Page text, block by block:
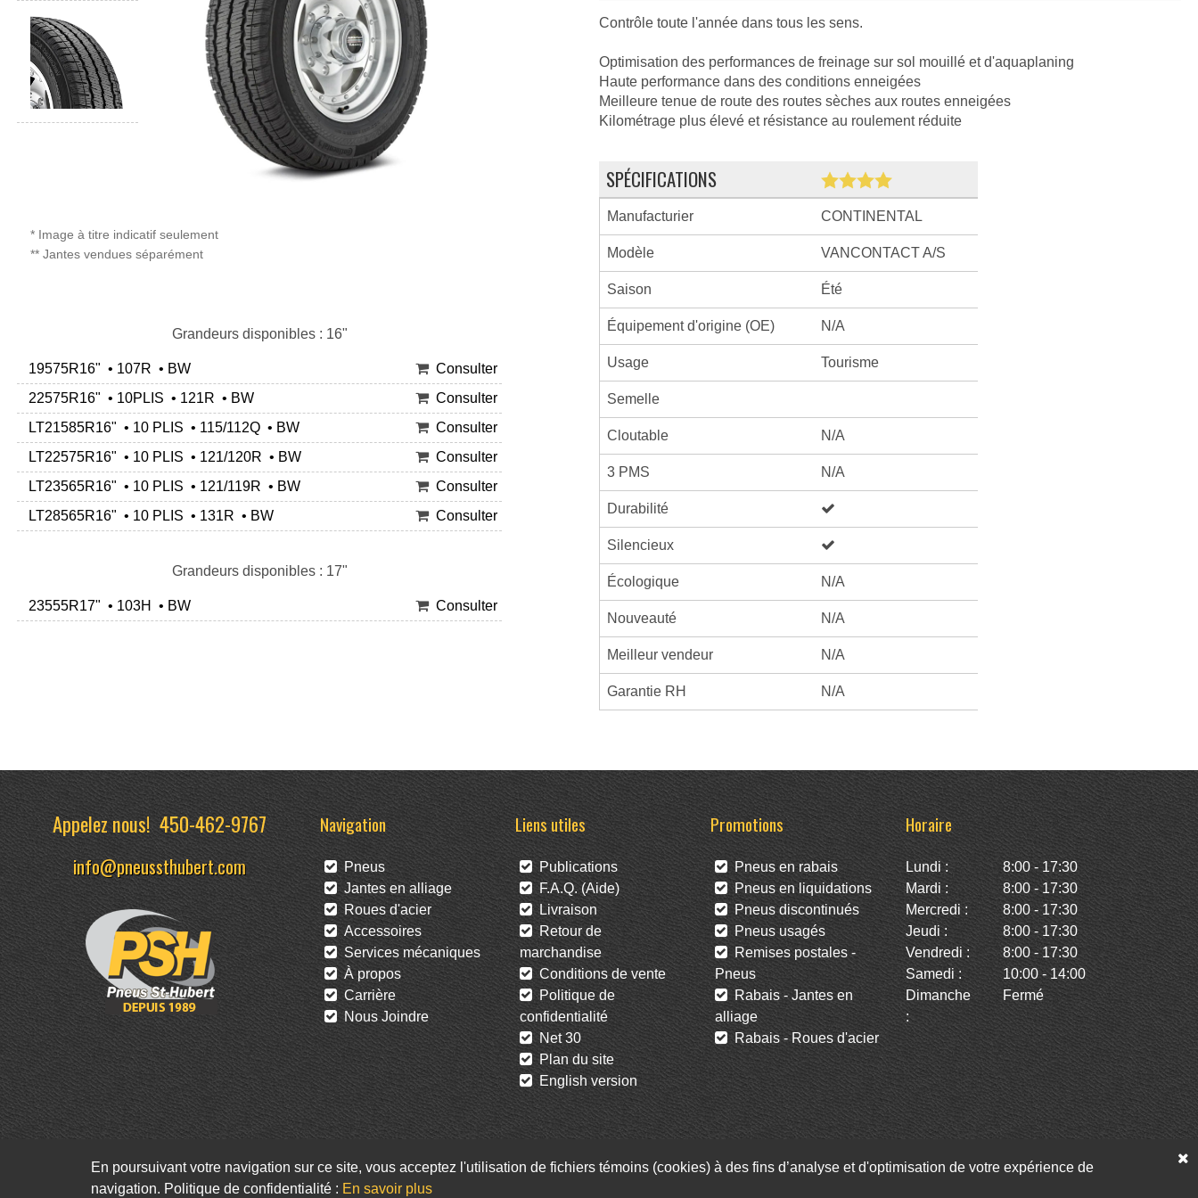
* Image à titre indicatif seulement
** Jantes vendues séparément
Grandeurs disponibles : 16"
19575R16" • 107R • BW
Consulter
22575R16" • 10PLIS • 121R • BW
Consulter
LT21585R16" • 10 PLIS • 115/112Q • BW
Consulter
LT22575R16" • 10 PLIS • 121/120R • BW
Consulter
LT23565R16" • 10 PLIS • 121/119R • BW
Consulter
LT28565R16" • 10 PLIS • 131R • BW
Consulter
Grandeurs disponibles : 17"
23555R17" • 103H • BW Consulter
Contrôle toute l'année dans tous les sens.
Optimisation des performances de freinage sur sol mouillé et d'aquaplaning
Haute performance dans des conditions enneigées
Meilleure tenue de route des routes sèches aux routes enneigées
Kilométrage plus élevé et résistance au roulement réduite
SPÉCIFICATIONS
Manufacturier CONTINENTAL
Modèle VANCONTACT A/S
Saison Été
Équipement d'origine (OE) N/A
Usage Tourisme
Semelle
Cloutable N/A
3 PMS N/A
Durabilité
Silencieux
Écologique N/A
Nouveauté N/A
Meilleur vendeur N/A
Garantie RH N/A
Appelez nous!450-462-9767
info@pneussthubert.com
Navigation
Pneus
Jantes en alliage
Roues d'acier
Accessoires
Services mécaniques
À propos
Carrière
Nous Joindre
Liens utiles
Publications
F.A.Q. (Aide)
Livraison
Retour de
marchandise
Conditions de vente
Politique de
confidentialité
Net 30
Plan du site
English version
Promotions
Pneus en rabais
Pneus en liquidations
Pneus discontinués
Pneus usagés
Remises postales -
Pneus
Rabais - Jantes en
alliage
Rabais - Roues d'acier
Horaire
Lundi :
8:00 - 17:30
Mardi :
8:00 - 17:30
Mercredi :
8:00 - 17:30
Jeudi :
8:00 - 17:30
Vendredi :
8:00 - 17:30
Samedi :
10:00 - 14:00
Dimanche
:
Fermé
Facebook Twitter Infolettre
En poursuivant votre navigation sur ce site, vous acceptez l'utilisation de fichiers témoins (cookies) à des fins d’analyse et d'optimisation de votre expérience de
navigation. Politique de confidentialité : En savoir plus